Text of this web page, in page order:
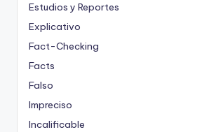
Estudios y Reportes
Explicativo
Fact-Checking
Facts
Falso
Impreciso
Incalificable